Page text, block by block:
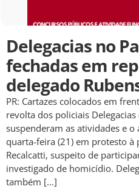
Delegacias no
fechadas em
delegado
PR: Cartazes colocados em
revolta dos policiais
suspenderam as atividades e
quarta-feira (21) em protesto à
Recalcatti, suspeito de
investigado de homicídio.
também […]